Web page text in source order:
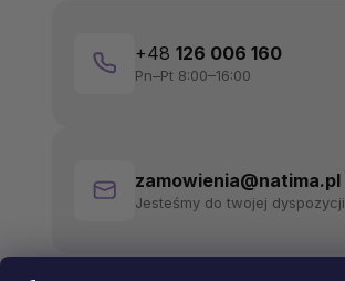
+48 126 006 160
Pn–Pt 8:00–16:00
zamowienia@natima.pl
Jesteśmy do twojej dyspozycji